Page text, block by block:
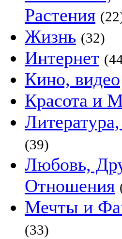
Растения
Жизнь (32)
Интернет
Кино, видео
Красота и
(39)
Любовь,
Отношения
Мечты и
(33)